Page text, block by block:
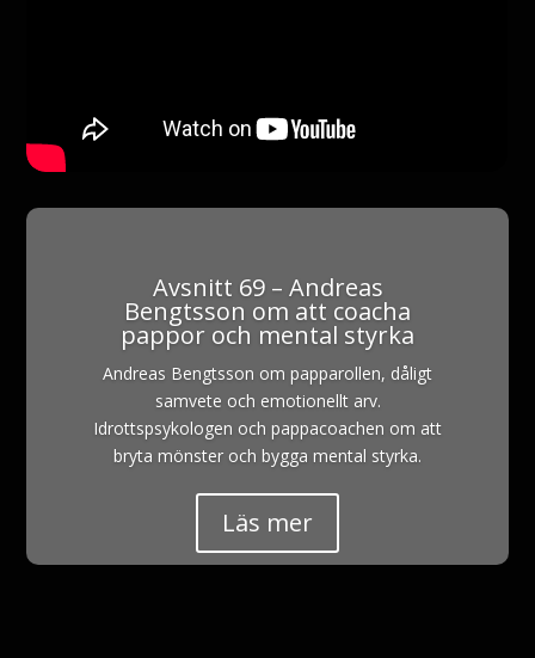
Avsnitt 69 – Andreas
Bengtsson om att coacha
pappor och mental styrka
Andreas Bengtsson om papparollen, dåligt
samvete och emotionellt arv.
Idrottspsykologen och pappacoachen om att
bryta mönster och bygga mental styrka.
Läs mer